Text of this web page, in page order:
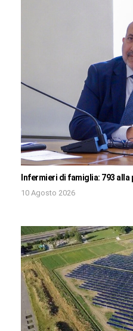
Infermieri di famiglia: 793
10 Agosto 2026